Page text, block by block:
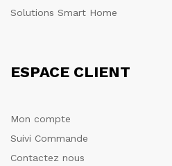
Solutions Smart Home
ESPACE CLIENT
Mon compte
Suivi Commande
Contactez nous